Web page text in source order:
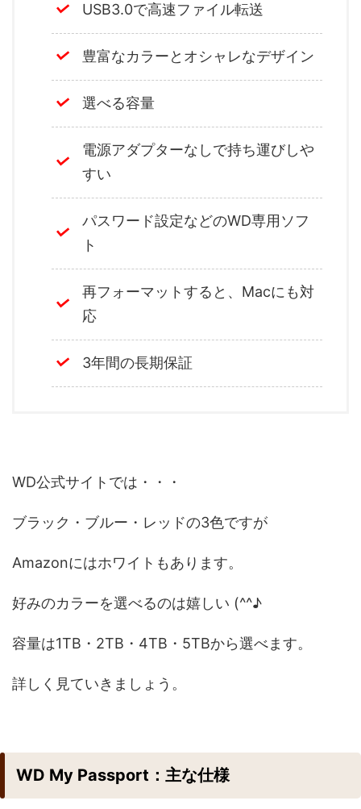
USB3.0で高速ファイル転送
豊富なカラーとオシャレなデザイン
選べる容量
電源アダプターなしで持ち運びしや
すい
パスワード設定などのWD専用ソフ
ト
再フォーマットすると、Macにも対
応
3年間の長期保証
WD公式サイトでは・・・
ブラック・ブルー・レッドの3色ですが
Amazonにはホワイトもあります。
好みのカラーを選べるのは嬉しい (^^♪
容量は1TB・2TB・4TB・5TBから選べます。
詳しく見ていきましょう。
WD My Passport：主な仕様